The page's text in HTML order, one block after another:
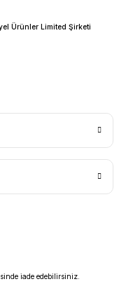
Ürünler Limited Şirketi
iade edebilirsiniz.